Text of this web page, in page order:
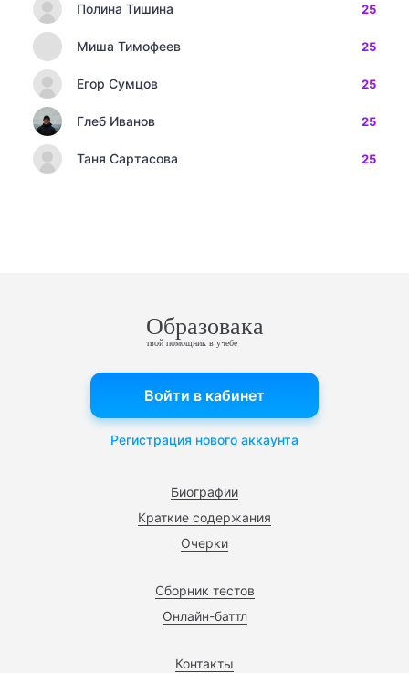
Полина Тишина 25
Миша Тимофеев 25
Егор Сумцов 25
Глеб Иванов 25
Таня Сартасова 25
Образовака
твой помощник в учебе
Биографии
Краткие содержания
Очерки
Сборник тестов
Онлайн-баттл
Контакты
Войти в кабинет
Регистрация нового аккаунта